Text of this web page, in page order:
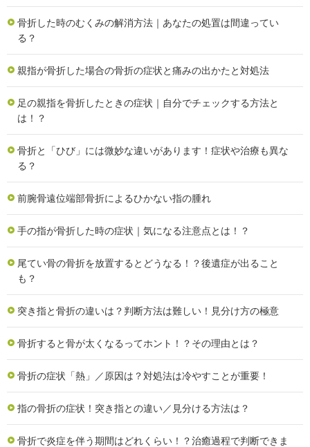
骨折した時のむくみの解消方法｜あなたの処置は間違ってい
る？
親指が骨折した場合の骨折の症状と痛みの出かたと対処法
足の親指を骨折したときの症状｜自分でチェックする方法と
は！？
骨折と「ひび」には微妙な違いがあります！症状や治療も異な
る？
前腕骨遠位端部骨折によるひかない指の腫れ
手の指が骨折した時の症状｜気になる注意点とは！？
尾てい骨の骨折を放置するとどうなる！？後遺症が出ること
も？
突き指と骨折の違いは？判断方法は難しい！見分け方の極意
骨折すると骨が太くなるってホント！？その理由とは？
骨折の症状「熱」／原因は？対処法は冷やすことが重要！
指の骨折の症状！突き指との違い／見分ける方法は？
骨折で炎症を伴う期間はどれくらい！？治癒過程で判断できま